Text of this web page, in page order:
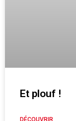
Et plouf !